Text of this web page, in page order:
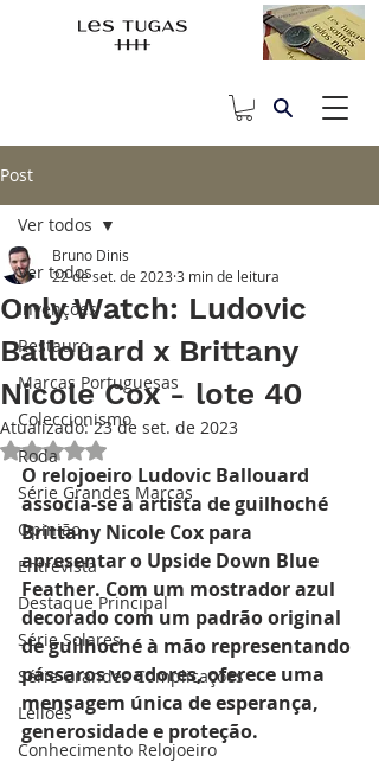
Post
Ver todos
Invenções
Restauro
Marcas Portuguesas
Coleccionismo
Roda
Série Grandes Marcas
Opinião
Entrevista
Destaque Principal
Série Solares
Série Grandes Complicações
Leilões
Conhecimento Relojoeiro
Ver todos
Only Watch: Ludovic
Ballouard x Brittany
Nicole Cox - lote 40
Bruno Dinis
22 de set. de 2023 3 min de leitura
Atualizado:23 de set. de 2023
Avaliado com NaN de 5 estrelas.
O relojoeiro Ludovic Ballouard
associa-se à artista de guilhoché
Brittany Nicole Cox para
apresentar o Upside Down Blue
Feather. Com um mostrador azul
decorado com um padrão original
de guilhoché à mão representando
pássaros voadores, oferece uma
mensagem única de esperança,
generosidade e proteção.